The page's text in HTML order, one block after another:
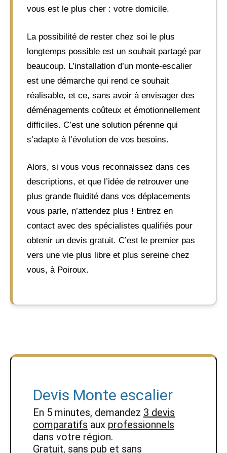
vous est le plus cher : votre domicile.
La possibilité de rester chez soi le plus
longtemps possible est un souhait partagé par
beaucoup. L’installation d’un monte-escalier
est une démarche qui rend ce souhait
réalisable, et ce, sans avoir à envisager des
déménagements coûteux et émotionnellement
difficiles. C’est une solution pérenne qui
s’adapte à l’évolution de vos besoins.
Alors, si vous vous reconnaissez dans ces
descriptions, et que l’idée de retrouver une
plus grande fluidité dans vos déplacements
vous parle, n’attendez plus ! Entrez en
contact avec des spécialistes qualifiés pour
obtenir un devis gratuit. C’est le premier pas
vers une vie plus libre et plus sereine chez
vous, à Poiroux.
Devis Monte escalier
En 5 minutes, demandez 3 devis
comparatifs aux professionnels
dans votre région.
Gratuit, sans pub et sans